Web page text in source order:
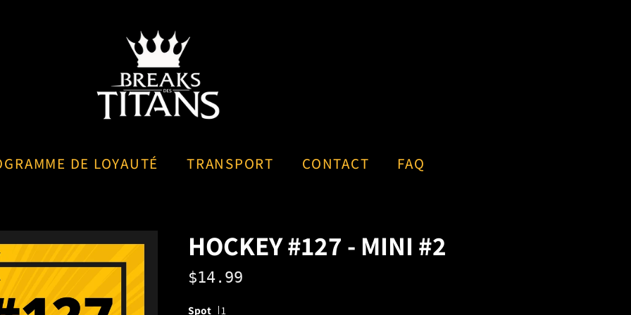
DE LOYAUTÉ TRANSPORT CONTACT FAQ
HOCKEY #127 - MINI #2
$14.99
Spot 1